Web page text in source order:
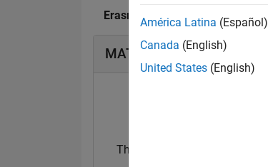
Erasmus Sowah's Badge
MATLAB Answers Badge
Thankful Level 1
América Latina (Español)
Canada (English)
United States (English)